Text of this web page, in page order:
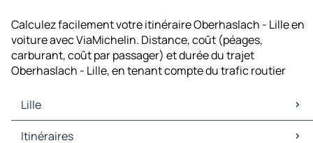
Calculez facilement votre itinéraire Oberhaslach - Lille en
voiture avec ViaMichelin. Distance, coût (péages,
carburant, coût par passager) et durée du trajet
Oberhaslach - Lille, en tenant compte du trafic routier
Lille
Lille Cartes et plans
Itinéraires